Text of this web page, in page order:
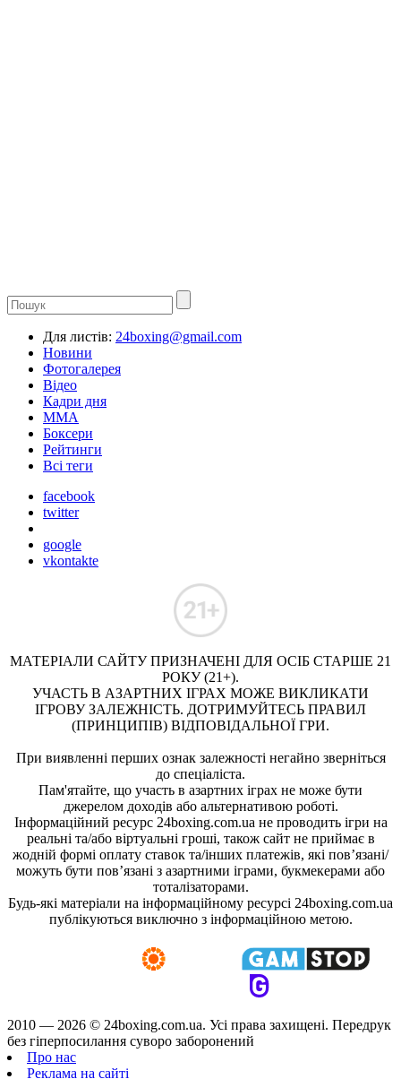
Для листів: 24boxing@gmail.com
Новини
Фотогалерея
Відео
Кадри дня
ММА
Боксери
Рейтинги
Всі теги
facebook
twitter
google
vkontakte
МАТЕРІАЛИ САЙТУ ПРИЗНАЧЕНІ ДЛЯ ОСІБ СТАРШЕ 21
РОКУ (21+).
УЧАСТЬ В АЗАРТНИХ ІГРАХ МОЖЕ ВИКЛИКАТИ
ІГРОВУ ЗАЛЕЖНІСТЬ. ДОТРИМУЙТЕСЬ ПРАВИЛ
(ПРИНЦИПІВ) ВІДПОВІДАЛЬНОЇ ГРИ.
При виявленні перших ознак залежності негайно зверніться
до спеціаліста.
Пам'ятайте, що участь в азартних іграх не може бути
джерелом доходів або альтернативою роботі.
Інформаційний ресурс 24boxing.com.ua не проводить ігри на
реальні та/або віртуальні гроші, також сайт не приймає в
жодній формі оплату ставок та/інших платежів, які пов’язані/
можуть бути пов’язані з азартними іграми, букмекерами або
тоталізаторами.
Будь-які матеріали на інформаційному ресурсі 24boxing.com.ua
публікуються виключно з інформаційною метою.
2010 — 2026 © 24boxing.com.ua. Усi права захищенi. Передрук
без гіперпосилання суворо заборонений
Про нас
Реклама на сайті